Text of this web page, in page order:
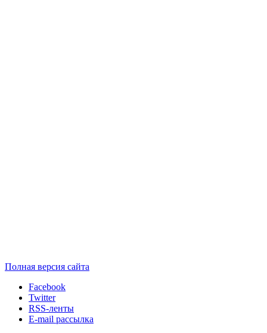
Полная версия сайта
Facebook
Twitter
RSS-ленты
E-mail рассылка